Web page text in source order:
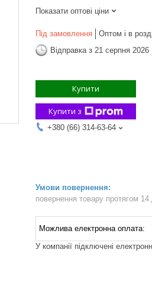
Показати оптові ціни
Під замовлення Оптом і в
Відправка з 21 серпня 2026
Купити
Купити з
+380 (66) 314-63-64
повернення товару протягом 14
У компанії підключені